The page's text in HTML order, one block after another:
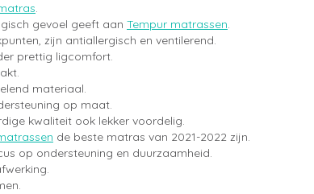
.
gevoel geeft aan Tempur matrassen.
zijn antiallergisch en ventilerend.
prettig ligcomfort.
materiaal.
op maat.
kwaliteit ook lekker voordelig.
de beste matras van 2021-2022 zijn.
op ondersteuning en duurzaamheid.